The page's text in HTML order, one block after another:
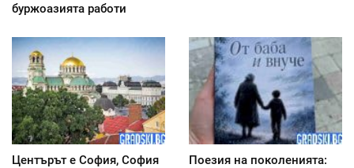
буржоазията работи
Центърът е София, София
Поезия на поколенията: